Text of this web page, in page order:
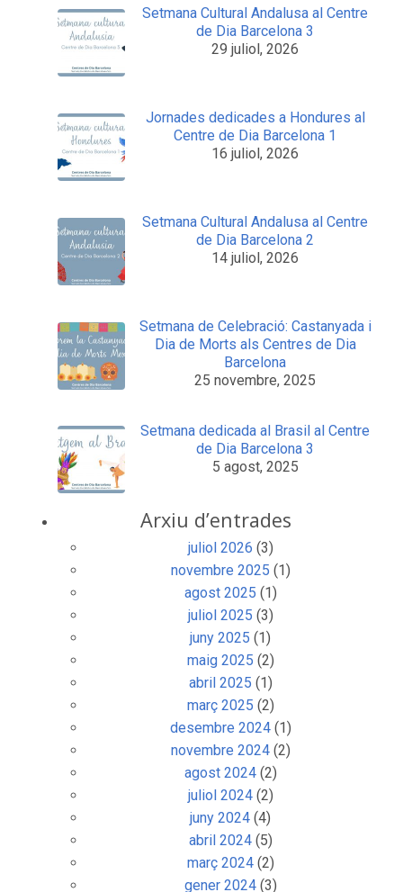
Setmana Cultural Andalusa al Centre
de Dia Barcelona 3
29 juliol, 2026
Jornades dedicades a Hondures al
Centre de Dia Barcelona 1
16 juliol, 2026
Setmana Cultural Andalusa al Centre
de Dia Barcelona 2
14 juliol, 2026
Setmana de Celebració: Castanyada i
Dia de Morts als Centres de Dia
Barcelona
25 novembre, 2025
Setmana dedicada al Brasil al Centre
de Dia Barcelona 3
5 agost, 2025
Arxiu d’entrades
juliol 2026 (3)
novembre 2025 (1)
agost 2025 (1)
juliol 2025 (3)
juny 2025 (1)
maig 2025 (2)
abril 2025 (1)
març 2025 (2)
desembre 2024(1)
novembre 2024(2)
agost 2024(2)
juliol 2024(2)
juny 2024 (4)
abril 2024(5)
març 2024(2)
gener 2024(3)